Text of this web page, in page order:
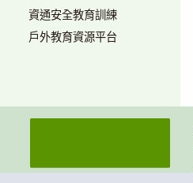
資通安全教育訓練
戶外教育資源平台